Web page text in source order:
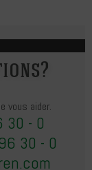
vous aider.
30 - 0
30 - 0